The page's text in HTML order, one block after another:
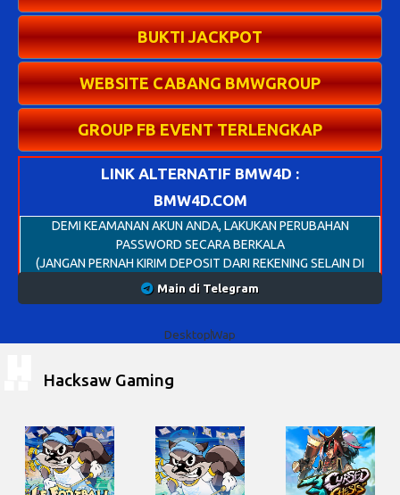
BUKTI JACKPOT
WEBSITE CABANG BMWGROUP
GROUP FB EVENT TERLENGKAP
LINK ALTERNATIF BMW4D :
BMW4D.COM
DEMI KEAMANAN AKUN ANDA, LAKUKAN PERUBAHAN
PASSWORD SECARA BERKALA
(JANGAN PERNAH KIRIM DEPOSIT DARI REKENING SELAIN DI
MENU DEPOSIT WEBSITE DAN LIVECHAT)
Main di Telegram
DesktopWap
Hacksaw Gaming